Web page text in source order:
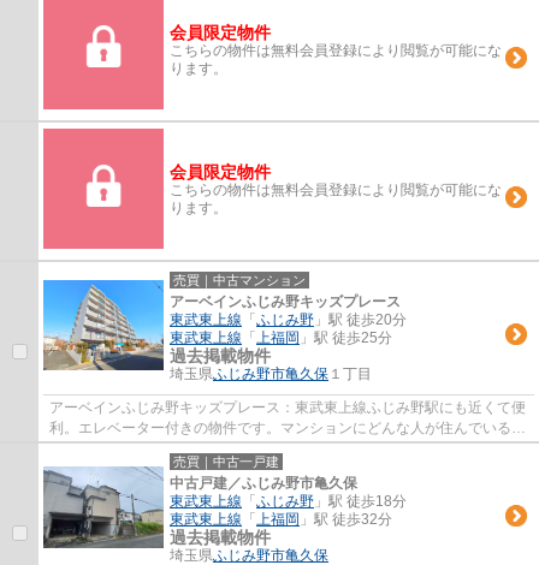
会員限定物件
こちらの物件は無料会員登録により閲覧が可能にな
ります。
会員限定物件
こちらの物件は無料会員登録により閲覧が可能にな
ります。
売買｜中古マンション
アーベインふじみ野キッズプレース
東武東上線 「 ふじみ野 」駅 徒歩20分
東武東上線 「 上福岡 」駅 徒歩25分
過去掲載物件
埼玉県ふじみ野市亀久保 １丁目
アーベインふじみ野キッズプレース：東武東上線ふじみ野駅にも近くて便
利。エレベーター付きの物件です。マンションにどんな人が住んでいるの
かも中古マンションなら事前に知れます。...
売買｜中古一戸建
中古戸建／ふじみ野市亀久保
東武東上線 「 ふじみ野 」駅 徒歩18分
東武東上線 「 上福岡 」駅 徒歩32分
過去掲載物件
埼玉県ふじみ野市亀久保